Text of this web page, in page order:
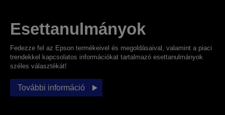
Esettanulmányok
Fedezze fel az Epson termékeivel és megoldásaival, valamint a piaci
trendekkel kapcsolatos információkat tartalmazó esettanulmányok
széles választékát!
További információ